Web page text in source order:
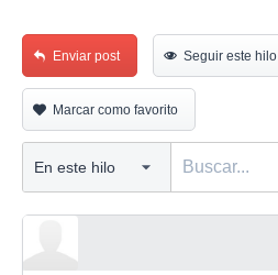
Enviar post Seguir este hilo
Marcar como favorito